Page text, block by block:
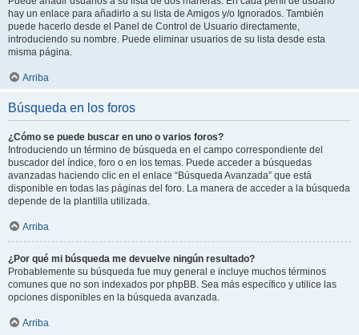
hay un enlace para añadirlo a su lista de Amigos y/o Ignorados. También
puede hacerlo desde el Panel de Control de Usuario directamente,
introduciendo su nombre. Puede eliminar usuarios de su lista desde esta
misma página.
Arriba
Búsqueda en los foros
¿Cómo se puede buscar en uno o varios foros?
Introduciendo un término de búsqueda en el campo correspondiente del
buscador del índice, foro o en los temas. Puede acceder a búsquedas
avanzadas haciendo clic en el enlace “Búsqueda Avanzada” que está
disponible en todas las páginas del foro. La manera de acceder a la búsqueda
depende de la plantilla utilizada.
Arriba
¿Por qué mi búsqueda me devuelve ningún resultado?
Probablemente su búsqueda fue muy general e incluye muchos términos
comunes que no son indexados por phpBB. Sea más específico y utilice las
opciones disponibles en la búsqueda avanzada.
Arriba